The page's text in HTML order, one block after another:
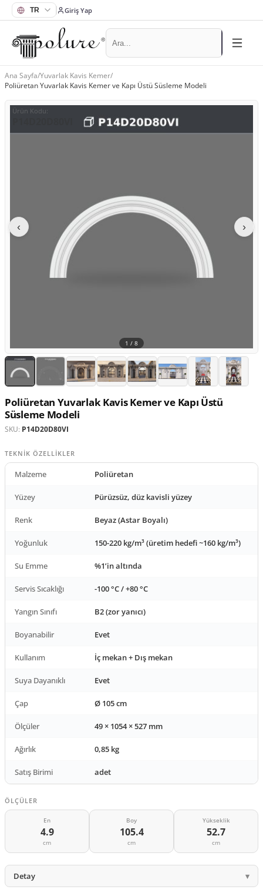
Giriş Yap
Ana Sayfa/Yuvarlak Kavis Kemer/
Poliüretan Yuvarlak Kavis Kemer ve Kapı Üstü Süsleme Modeli
Ürün Kodu:
‹ ›
1 / 8
Poliüretan Yuvarlak Kavis Kemer ve Kapı Üstü
Süsleme Modeli
SKU: P14D20D80VI
TEKNIK ÖZELLIKLER
Malzeme Poliüretan
Yüzey Pürüzsüz, düz kavisli yüzey
Renk Beyaz (Astar Boyalı)
Yoğunluk 150-220 kg/m³ (üretim hedefi ~160 kg/m³)
Su Emme %1’in altında
Servis Sıcaklığı -100 °C / +80 °C
Yangın Sınıfı B2 (zor yanıcı)
Boyanabilir Evet
Kullanım İç mekan + Dış mekan
Suya Dayanıklı Evet
Çap Ø 105 cm
Ölçüler 49 × 1054 × 527 mm
Ağırlık 0,85 kg
Satış Birimi adet
ÖLÇÜLER
En
4.9
cm
Boy
105.4
cm
Yükseklik
52.7
cm
Detay